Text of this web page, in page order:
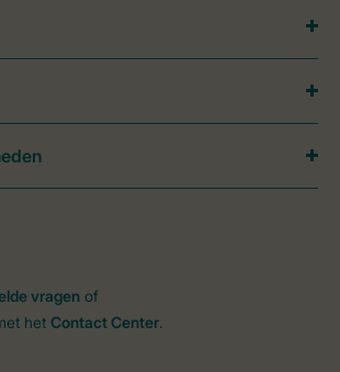
vragen of
het Contact Center.